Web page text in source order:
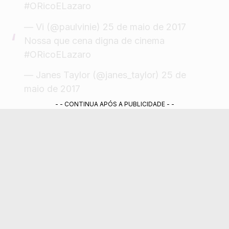
#ORicoELazaro
— Vi (@paulvinie) 25 de maio de 2017
Nossa que cena digna de cinema
#ORicoELazaro
— Janes Taylor (@janes_taylor) 25 de
maio de 2017
- - CONTINUA APÓS A PUBLICIDADE - -